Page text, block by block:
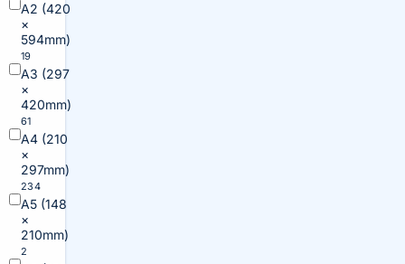
A2 (420
×
594mm)
19
A3 (297
×
420mm)
61
A4 (210
×
297mm)
234
A5 (148
×
210mm)
2